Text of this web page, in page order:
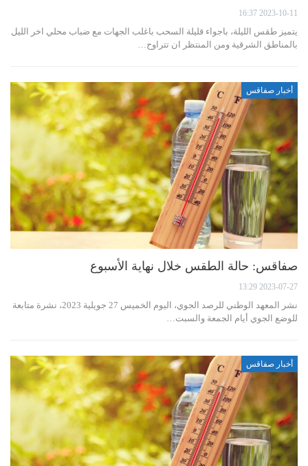
2023-10-11 16:37
يتميز طقس الليلة، باجواء قليلة السحب باغلب الجهات مع ضباب محلي اخر الليل
بالمناطق الشرقية ومن المنتظر ان تتراوح…
أخبار صفاقس
صفاقس: حالة الطقس خلال نهاية الأسبوع
2023-07-27 13:29
نشر المعهد الوطني للرصد الجوي، اليوم الخميس 27 جويلية 2023، نشرة متابعة
للوضع الجوي أيام الجمعة والسبت…
أخبار صفاقس